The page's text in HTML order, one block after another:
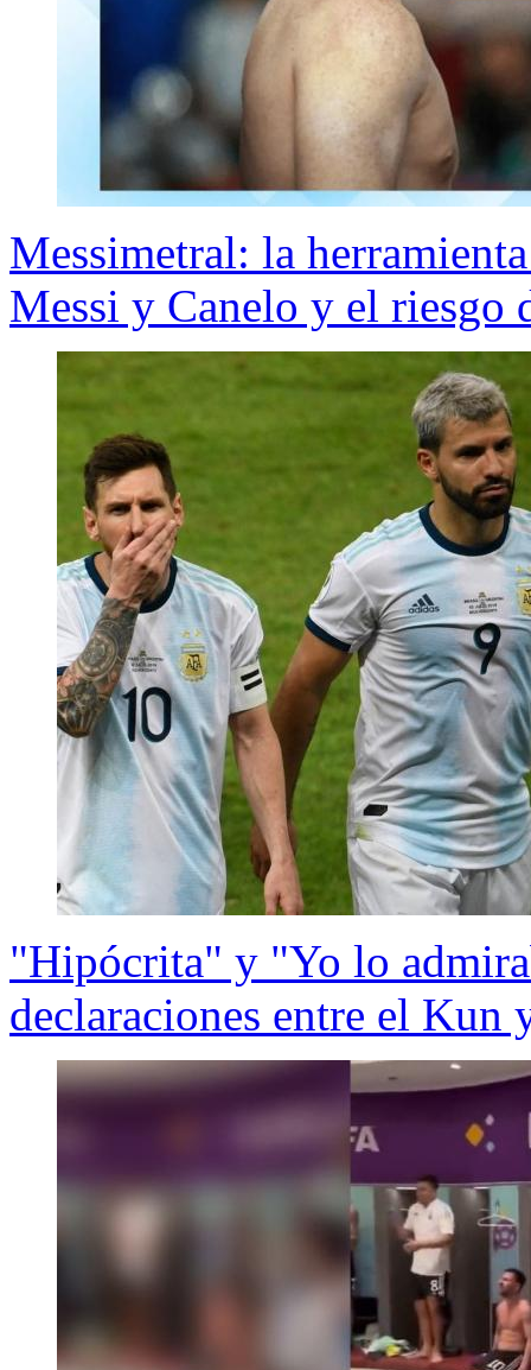
Messimetral: la
Messi y Canelo y el riesgo
"Hipócrita" y "Yo lo
declaraciones entre el Kun